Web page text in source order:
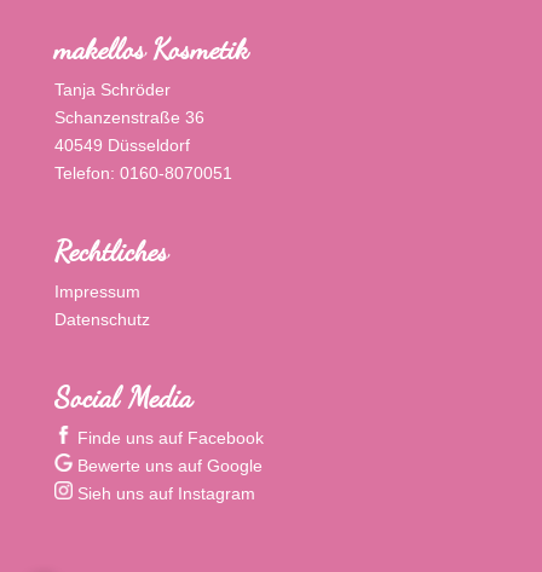
makellos Kosmetik
Tanja Schröder
Schanzenstraße 36
40549 Düsseldorf
Telefon: 0160-8070051
Rechtliches
Impressum
Datenschutz
Social Media
Finde uns auf Facebook
Bewerte uns auf Google
Sieh uns auf Instagram